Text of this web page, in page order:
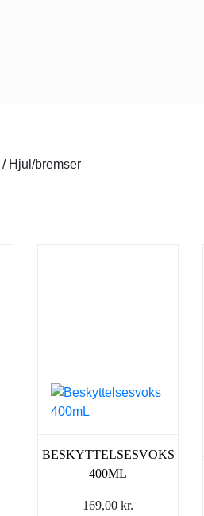
/Hjul/bremser
BESKYTTELSESVOKS
400ML
169,00kr.